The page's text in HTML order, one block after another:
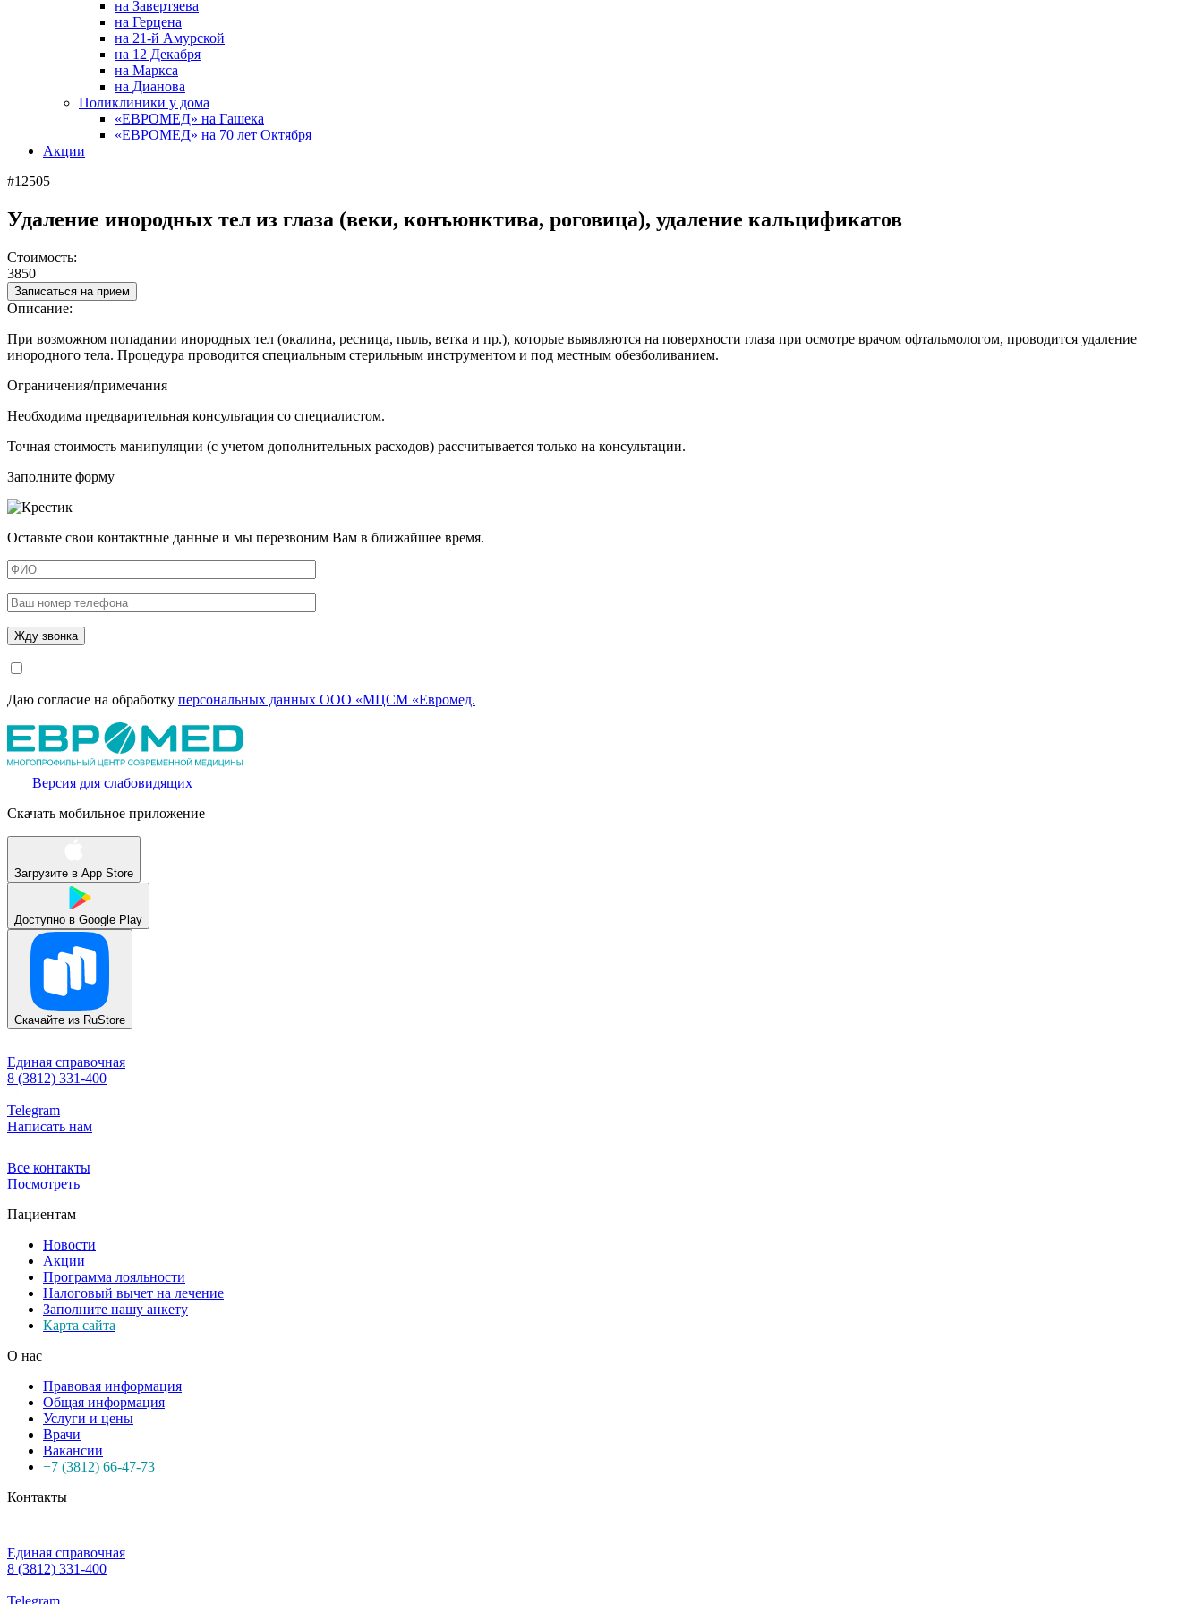
на Завертяева
на Герцена
на 21-й Амурской
на 12 Декабря
на Маркса
на Дианова
Поликлиники у дома
«ЕВРОМЕД» на Гашека
«ЕВРОМЕД» на 70 лет Октября
Акции
#12505
Удаление инородных тел из глаза (веки, конъюнктива, роговица), удаление кальцификатов
Стоимость:
3850
Записаться на прием
Описание:
При возможном попадании инородных тел (окалина, ресница, пыль, ветка и пр.), которые выявляются на поверхности глаза при осмотре врачом офтальмологом, проводится удаление
инородного тела. Процедура проводится специальным стерильным инструментом и под местным обезболиванием.
Ограничения/примечания
Необходима предварительная консультация со специалистом.
Точная стоимость манипуляции (с учетом дополнительных расходов) рассчитывается только на консультации.
Заполните форму
Оставьте свои контактные данные и мы перезвоним Вам в ближайшее время.
Даю согласие на обработку персональных данных ООО «МЦСМ «Евромед.
Версия для слабовидящих
Скачать мобильное приложение
Загрузите в App Store
Доступно в Google Play
Скачайте из RuStore
Единая справочная
8 (3812) 331-400
Telegram
Написать нам
Все контакты
Посмотреть
Пациентам
Новости
Акции
Программа лояльности
Налоговый вычет на лечение
Заполните нашу анкету
Карта сайта
О нас
Правовая информация
Общая информация
Услуги и цены
Врачи
Вакансии
+7 (3812) 66-47-73
Контакты
Единая справочная
8 (3812) 331-400
Telegram